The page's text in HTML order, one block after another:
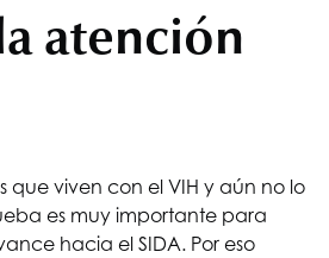
atención
que viven con el VIH y aún no lo
es muy importante para
hacia el SIDA. Por eso